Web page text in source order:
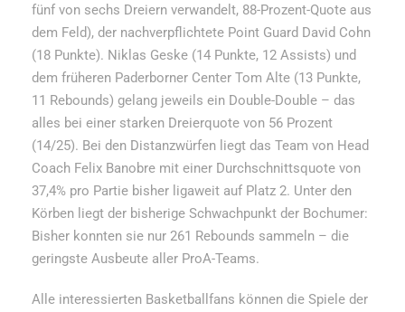
fünf von sechs Dreiern verwandelt, 88-Prozent-Quote aus
dem Feld), der nachverpflichtete Point Guard David Cohn
(18 Punkte). Niklas Geske (14 Punkte, 12 Assists) und
dem früheren Paderborner Center Tom Alte (13 Punkte,
11 Rebounds) gelang jeweils ein Double-Double – das
alles bei einer starken Dreierquote von 56 Prozent
(14/25). Bei den Distanzwürfen liegt das Team von Head
Coach Felix Banobre mit einer Durchschnittsquote von
37,4% pro Partie bisher ligaweit auf Platz 2. Unter den
Körben liegt der bisherige Schwachpunkt der Bochumer:
Bisher konnten sie nur 261 Rebounds sammeln – die
geringste Ausbeute aller ProA-Teams.
Alle interessierten Basketballfans können die Spiele der